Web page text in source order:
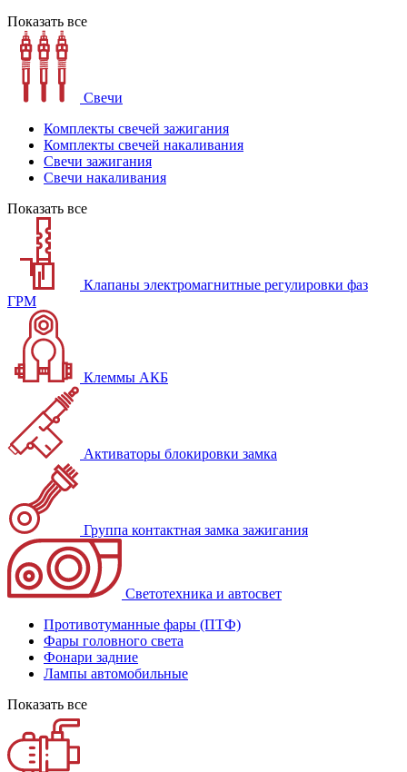
Показать все
Свечи
Комплекты свечей зажигания
Комплекты свечей накаливания
Свечи зажигания
Свечи накаливания
Показать все
Клапаны электромагнитные регулировки фаз
ГРМ
Клеммы АКБ
Активаторы блокировки замка
Группа контактная замка зажигания
Светотехника и автосвет
Противотуманные фары (ПТФ)
Фары головного света
Фонари задние
Лампы автомобильные
Показать все